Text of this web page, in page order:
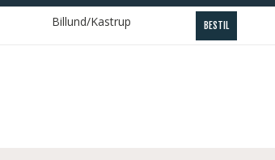
Billund/Kastrup BESTIL